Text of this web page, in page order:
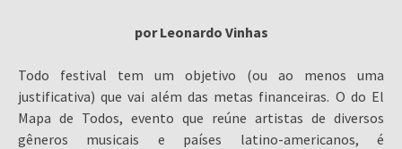
por Leonardo Vinhas
Todo festival tem um objetivo (ou ao menos uma
justificativa) que vai além das metas financeiras. O do El
Mapa de Todos, evento que reúne artistas de diversos
gêneros musicais e países latino-americanos, é